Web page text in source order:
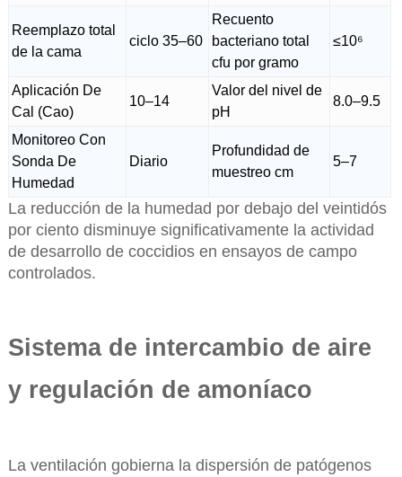
Reemplazo total
de la cama
ciclo 35–60
Recuento
bacteriano total
cfu por gramo
≤10⁶
Aplicación De
Cal (Cao)
10–14
Valor del nivel de
pH
8.0–9.5
Monitoreo Con
Sonda De
Humedad
Diario
Profundidad de
muestreo cm
5–7
La reducción de la humedad por debajo del veintidós
por ciento disminuye significativamente la actividad
de desarrollo de coccidios en ensayos de campo
controlados.
Sistema de intercambio de aire
y regulación de amoníaco
La ventilación gobierna la dispersión de patógenos